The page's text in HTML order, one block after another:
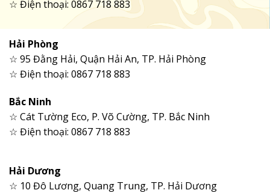
☆ Điện thoại: 0867 718 883
Hải Phòng
☆ 95 Đằng Hải, Quận Hải An, TP. Hải Phòng
☆ Điện thoại: 0867 718 883
Bắc Ninh
☆ Cát Tường Eco, P. Võ Cường, TP. Bắc Ninh
☆ Điện thoại: 0867 718 883
Hải Dương
☆ 10 Đô Lương, Quang Trung, TP. Hải Dương